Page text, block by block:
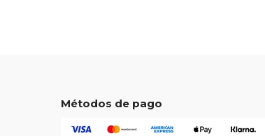
Métodos de pago